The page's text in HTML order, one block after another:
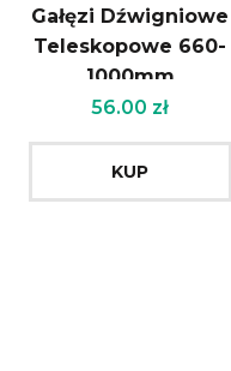
Gałęzi Dźwigniowe
Teleskopowe 660-
1000mm
56.00 zł
KUP